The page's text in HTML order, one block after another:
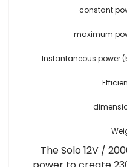
constant
maximum
Instantaneous power
The Solo 12V /